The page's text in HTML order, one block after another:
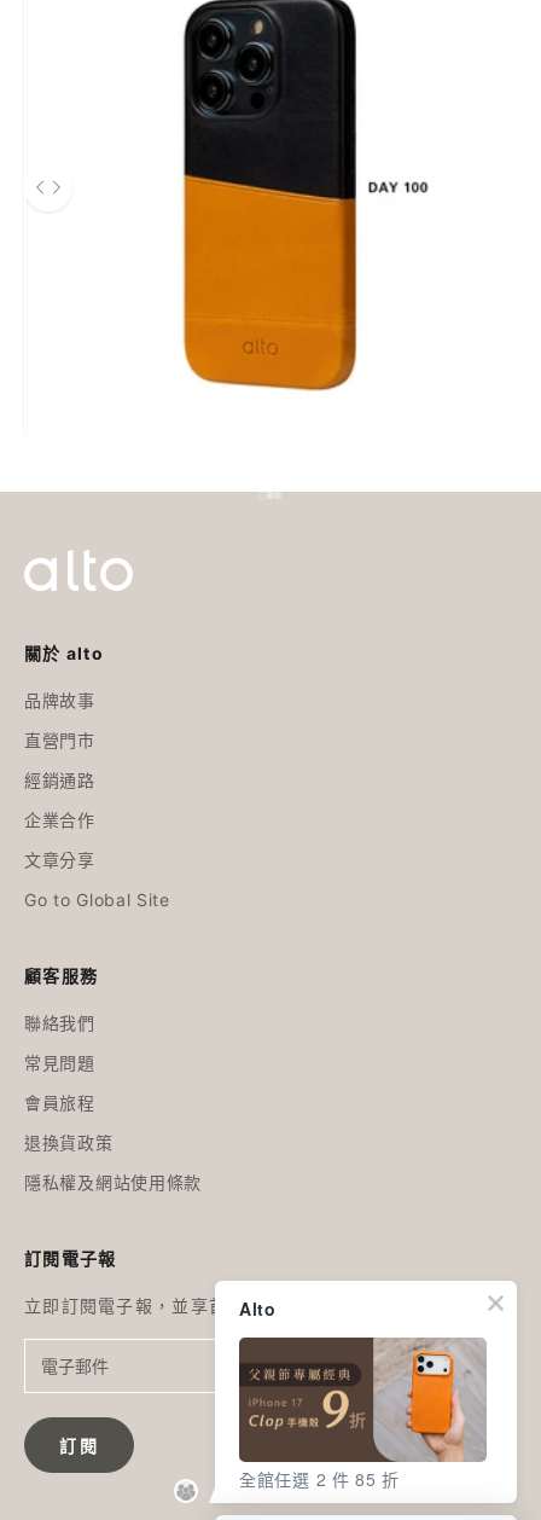
使用左右箭頭鍵在 before 和 after 圖片之間導航。
關於 alto
品牌故事
直營門市
經銷通路
企業合作
文章分享
Go to Global Site
顧客服務
聯絡我們
常見問題
會員旅程
退換貨政策
隱私權及網站使用條款
訂閱電子報
立即訂閱電子報，並享首購優惠
訂閱
Alto
全館任選 2 件 85 折